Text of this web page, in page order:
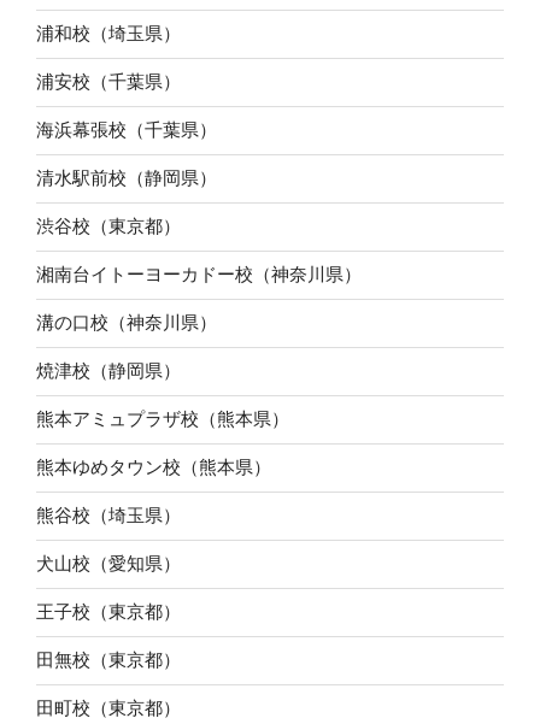
浦和校（埼玉県）
浦安校（千葉県）
海浜幕張校（千葉県）
清水駅前校（静岡県）
渋谷校（東京都）
湘南台イトーヨーカドー校（神奈川県）
溝の口校（神奈川県）
焼津校（静岡県）
熊本アミュプラザ校（熊本県）
熊本ゆめタウン校（熊本県）
熊谷校（埼玉県）
犬山校（愛知県）
王子校（東京都）
田無校（東京都）
田町校（東京都）